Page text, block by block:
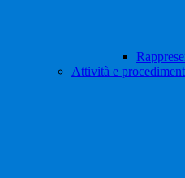
Attività e